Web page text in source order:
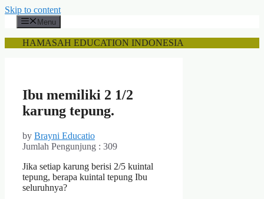
Skip to content
Menu
HAMASAH EDUCATION INDONESIA
Ibu memiliki 2 1/2
karung tepung.
by Brayni Educatio
Jumlah Pengunjung : 309
Jika setiap karung berisi 2/5 kuintal
tepung, berapa kuintal tepung Ibu
seluruhnya?